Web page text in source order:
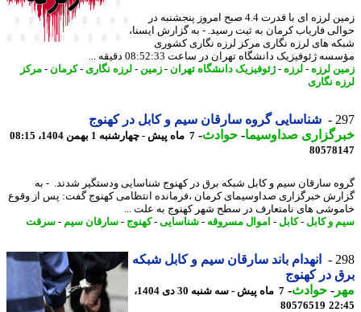
زمین لرزه ای با قدرت 4.4 صبح امروز پنجشنبه در
فاریاب کرمان به ثبت رسید. - به گزارش ایسنا،
های لرزه نگاری مرکز لرزه نگاری کشوری
ژئوفیزیک دانشگاه تهران در ساعت 08:52:33 دقیقه ...
لرزه - لرزه - ژئوفیزیک دانشگاه تهران- زمین -لرزه نگاری- کرمان -مرکز
نگاری
شناسایی گروه سارقان سیم و کابل در کهنوج
صداوسیما-حوادث -7 ماه پیش - چهارشنبه 1 بهمن 1404، 08:15
سارقان سیم و کابل شبکه برق در کهنوج شناسایی ودستگیر شدند. ️ - به
خبرگزاری صداوسیمای کرمان ،فرمانده انتظامی کهنوج گفت: پس از وقوع
های نامتعارف در سطح شهر کهنوج به علت ...
و کابل-کابل-اموال مسروقه-شناسایی-کهنوج-سارقان سیم -سرقت
انهدام باند سارقان سیم و کابل شبکه
در کهنوج
-حوادث -
7 ماه پیش - سه شنبه 30 دی 1404،
80576519